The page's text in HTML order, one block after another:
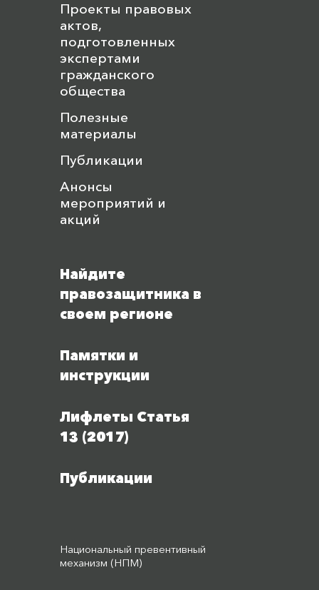
Проекты правовых
актов,
подготовленных
экспертами
гражданского
общества
Полезные
материалы
Публикации
Анонсы
мероприятий и
акций
Найдите
правозащитника в
своем регионе
Памятки и
инструкции
Лифлеты Статья
13 (2017)
Публикации
Национальный превентивный
механизм (НПМ)